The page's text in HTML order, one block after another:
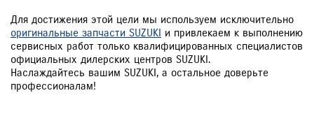
Для достижения этой цели мы используем исключительно
оригинальные запчасти SUZUKI и привлекаем к выполнению
сервисных работ только квалифицированных специалистов
официальных дилерских центров SUZUKI.
Наслаждайтесь вашим SUZUKI, а остальное доверьте
профессионалам!